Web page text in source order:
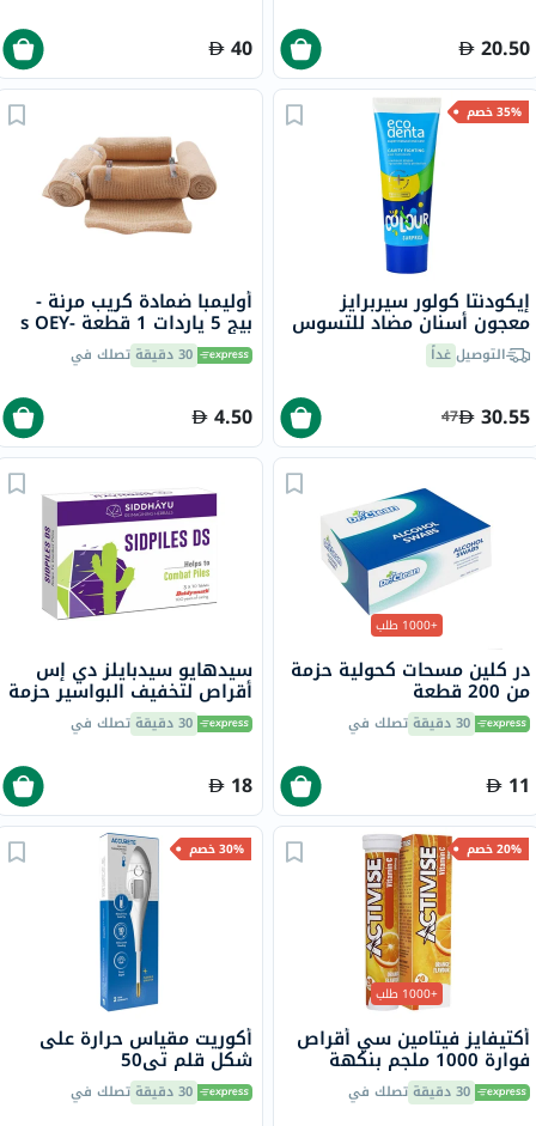
20.50
40
35% خصم
إيكودنتا كولور سيربرايز
معجون أسنان مضاد للتسوس
للأطفال بالفلورايد 75 مل
التوصيلغداً
30.55
47
أوليمبا ضمادة كريب مرنة -
بيج 5 ياردات 1 قطعة s OEY-
111-4 30 دقيقة تصلك في
4.50
+1000 طلب
در كلين مسحات كحولية حزمة
من 200 قطعة
30 دقيقة تصلك في
11
سيدهايو سيدبايلز دي إس
أقراص لتخفيف البواسير حزمة
من 30 30 دقيقة تصلك في
18
20% خصم
+1000 طلب
أكتيفايز فيتامين سي أقراص
فوارة 1000 ملجم بنكهة
البرتقال حزمة من 20
30 دقيقة تصلك في
30% خصم
أكوريت مقياس حرارة على
شكل قلم تي50
30 دقيقة تصلك في